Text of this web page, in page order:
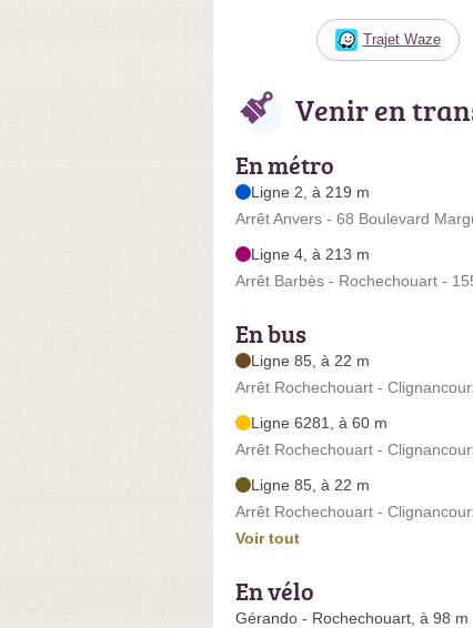
Trajet Waze
Venir en
En métro
Ligne 2, à 219 m
Arrêt Anvers - 68 Boulevard
Ligne 4, à 213 m
Arrêt Barbès - Rochechouart -
En bus
Ligne 85, à 22 m
Arrêt Rochechouart -
Ligne 6281, à 60 m
Arrêt Rochechouart -
Ligne 85, à 22 m
Arrêt Rochechouart -
Voir tout
En vélo
Gérando - Rochechouart, à 98 m